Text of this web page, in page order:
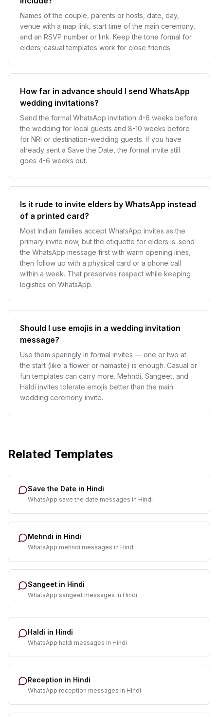
Names of the couple, parents or hosts, date, day,
venue with a map link, start time of the main ceremony,
and an RSVP number or link. Keep the tone formal for
elders; casual templates work for close friends.
How far in advance should I send WhatsApp
wedding invitations?
Send the formal WhatsApp invitation 4-6 weeks before
the wedding for local guests and 8-10 weeks before
for NRI or destination-wedding guests. If you have
already sent a Save the Date, the formal invite still
goes 4-6 weeks out.
Is it rude to invite elders by WhatsApp instead
of a printed card?
Most Indian families accept WhatsApp invites as the
primary invite now, but the etiquette for elders is: send
the WhatsApp message first with warm opening lines,
then follow up with a physical card or a phone call
within a week. That preserves respect while keeping
logistics on WhatsApp.
Should I use emojis in a wedding invitation
message?
Use them sparingly in formal invites — one or two at
the start (like a flower or namaste) is enough. Casual or
fun templates can carry more. Mehndi, Sangeet, and
Haldi invites tolerate emojis better than the main
wedding ceremony invite.
Related Templates
Save the Date in Hindi
WhatsApp save the date messages in Hindi
Mehndi in Hindi
WhatsApp mehndi messages in Hindi
Sangeet in Hindi
WhatsApp sangeet messages in Hindi
Haldi in Hindi
WhatsApp haldi messages in Hindi
Reception in Hindi
WhatsApp reception messages in Hindi